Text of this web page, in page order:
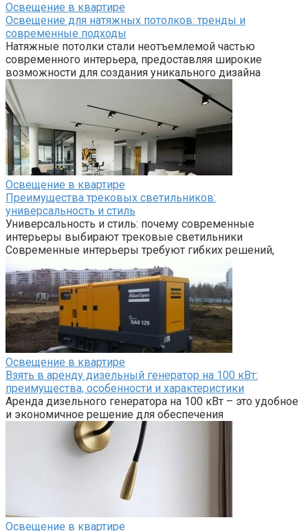
Освещение в квартире
Освещение для натяжных потолков: тренды и
современные подходы
Натяжные потолки стали неотъемлемой частью
современного интерьера, предоставляя широкие
возможности для создания уникального дизайна
Освещение в квартире
Преимущества трековых светильников:
универсальность и стиль
Универсальность и стиль: почему современные
интерьеры выбирают трековые светильники
Современные интерьеры требуют гибких решений,
Освещение в квартире
Взять в аренду дизельный генератор на 100 кВт:
преимущества, особенности и характеристики
Аренда дизельного генератора на 100 кВт – это удобное
и экономичное решение для обеспечения
Освещение в квартире